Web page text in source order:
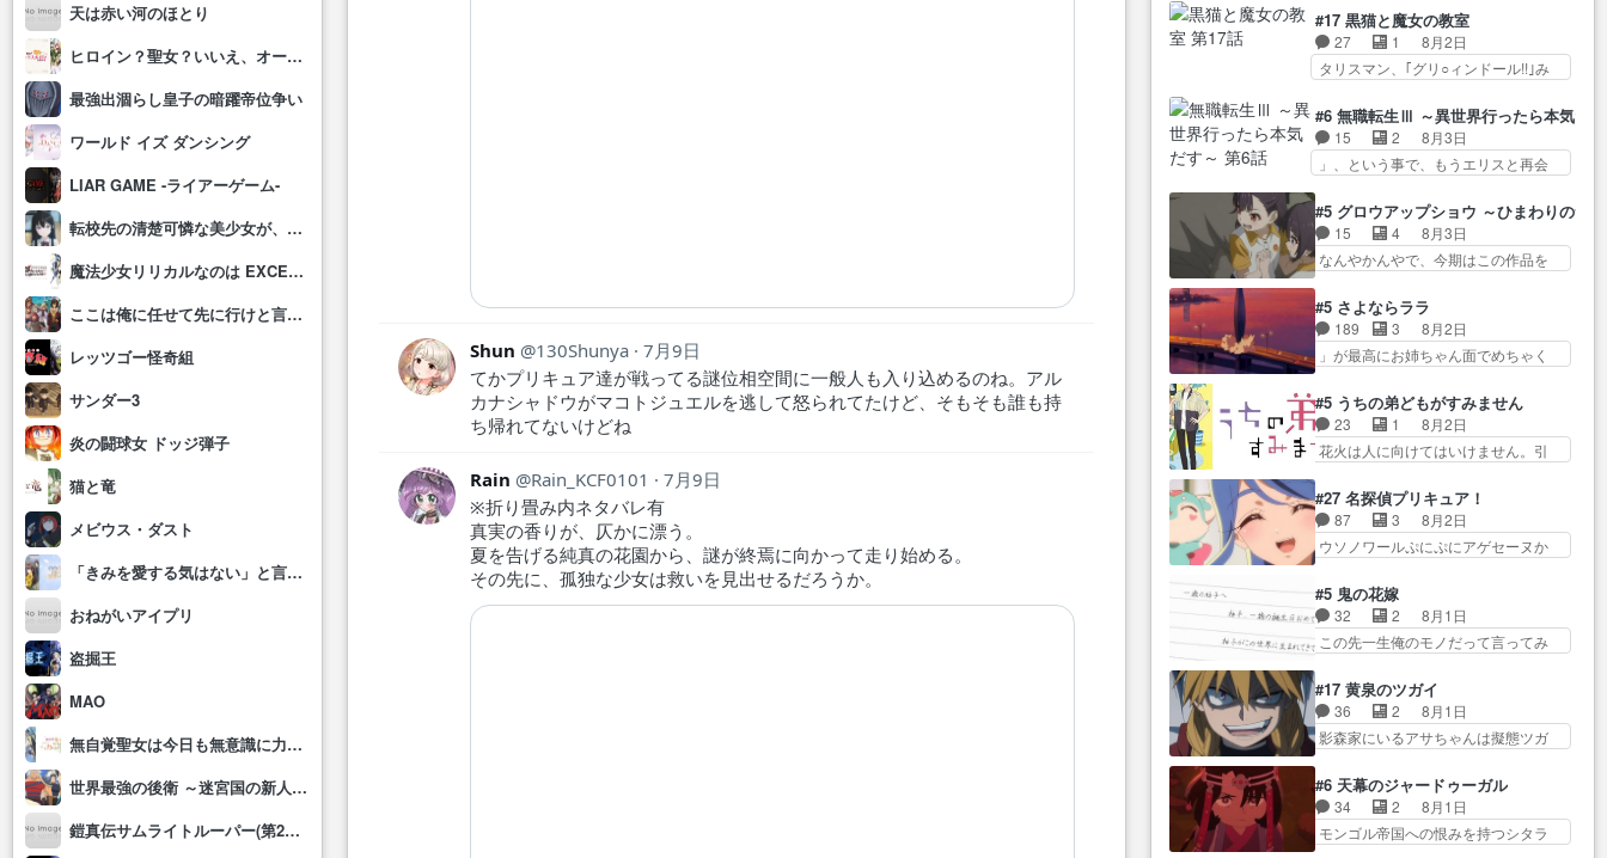
天は赤い河のほとり
ヒロイン？聖女？いいえ、オールワークスメイドです(誇)！
最強出涸らし皇子の暗躍帝位争い
ワールド イズ ダンシング
LIAR GAME -ライアーゲーム-
転校先の清楚可憐な美少女が、昔男子と思って一緒に遊んだ幼馴染だった件
魔法少女リリカルなのは EXCEEDS Gun Blaze Vengeance
ここは俺に任せて先に行けと言ってから10年がたったら伝説になっていた。
レッツゴー怪奇組
サンダー3
炎の闘球女 ドッジ弾子
猫と竜
メビウス・ダスト
「きみを愛する気はない」と言った次期公爵様がなぜか溺愛してきます
おねがいアイプリ
盗掘王
MAO
無自覚聖女は今日も無意識に力を垂れ流す
世界最強の後衛 ～迷宮国の新人探索者～
鎧真伝サムライトルーパー(第2クール)
Shun 130Shunya
7月9日
てかプリキュア達が戦ってる謎位相空間に一般人も入り込めるのね。アル
カナシャドウがマコトジュエルを逃して怒られてたけど、そもそも誰も持
ち帰れてないけどね
Rain Rain_KCF0101
7月9日
※折り畳み内ネタバレ有
真実の香りが、仄かに漂う。
夏を告げる純真の花園から、謎が終焉に向かって走り始める。
その先に、孤独な少女は救いを見出せるだろうか。
の関係… 確かに相手にも家族や
大切な人はいるけど、… 白シャ
ツが作業着みたいなもんなんですか
ね…
じ… 佐々木がガラケーからスマ
ホに変えるって、… もうドラマ
版孤独のグルメファンコンテン
佐々木さんの優しさ… 先行で見
た時より2人のやり取りに癒しを
感… ABEMA版の7〜8話佐々木が
実年齢以上…
った世界。どんな女… そうか、
こんな風に見えてるのかぁ。かけ
る… 完全な両片思いになりまし
たねぇ…OPとE… 余計な物は描
ん… 光も感じない完全な盲目な
んやね…おめかし… 母役に能登
さんって禁じ手使ってきたー！
て良かった本当… 股に海豚を挟
み水上バスでの会話を反芻…
恋… OPEDとも無人バージョンか
ら主人公２人…
#17 黒猫と魔女の教室
27 1
8月2日
タリスマン、｢グリ○ィンドール!!｣み
で力を合わせて倒… アリアはホ
ントスピカが大好きだよね。ツ
ン… 一等級ポテンシャルのアリ
アちゃん可愛くて… そういや、
… とうとうアリアと直接競う場
がきたこれまで… 毎度ながらの
スピカの顔面芸推しのハナち
味ダダ漏れで好き… 期末試験が
始まろうとしておりスピカは対
策… 能力鑑定胸像タリスマン氏
容姿も評価してし…
#6 無職転生Ⅲ ～異世界行ったら本気だ
15 2
8月3日
」、という事で、もうエリスと再会
てルーデウスの成長が確… 人間
関係の清算が粛々と進められている
サラ… サラとの関係に対して完
全に「昔の女」とし… ルーシー
微… サラとは会ってほしいちゃ
んとした別れ方し… サラは未練0
だと言っていたけど人の気持
モヤする別れ方だ… 役で出演さ
せていただきました！よろしく
お… 毎クールメインヒロインを
好きになっちゃう…
#5 グロウアップショウ ～ひまわりのサ
15 4
8月3日
なんやかんやで、今期はこの作品を
減らない(^_^;サ… 葵ちゃん可愛
すぎるな楠木ともりちゃんの
ね… デフォルメされた表情が特
に多かったのが印… 葵＆茜の回
ひ… 互いが互いのことを想って
いるのにすれ違っ… 第５話をｄ
アニメストアで視聴しました。
練習したい〟と言… 本当この作
品は「キャラ」を活かすのがう
ま… みずかちゃんの介入で双子
の仲にヒビが………
#5 さよならララ
189 3
8月2日
」が最高にお姉ちゃん面でめちゃく
ラスの弁償は求められた… 逡巡
を振り切ってみんなに謝ったララの
思い… 仕事に馴染めない辺り観
ていて苦しいところ… ララちゃ
い… ララと茉里とで初のアルバ
イト。七転八倒し… 労働するプ
リンセスえらい。プリンセスの
べて、帰りにカメ… ララが働く
事でのてんやわんや。働いて大
変… 地道に働き人と関わる日々
の中に愛を見いだ…
#5 うちの弟どもがすみません
23 1
8月2日
花火は人に向けてはいけません。引
たことなかったっけ！1… ってお
名前を見たんだけどあの中村大樹さ
ん… 糸ちゃんカッケー、色んな
意味でwゲームが… 姉から性的興
わ… テーマ：引きこもりの理由
感想は、久しぶり… 元ゲーマー
なので、はちゃめちゃ楽しく作
おかしいね(*´… 糸と源ははよ好
きおうとると言わんかい！引…
ショウくんと対等に話すためにゲー
ムをする…
#27 名探偵プリキュア！
87 3
8月2日
ウソノワールぷにぷにアゲセーヌか
争奪戦をやったと。… 記憶を取
り戻し正式に探偵事務所で働き始
め… ポワロ、元ネタを解説して
原作に誘導するの… くれあさん
ょ… ・急にクイズ番組が始まっ
たw・妖精ウソノ… るるかの助手
だった？今回が初めての探偵
レアさん探偵すぎ… 突然のポア
ロクイズは草なんよ。んで、あ
ん… 今回からついにくれあが探
偵事務所の仲間に…
#5 鬼の花嫁
32 2
8月1日
この先一生俺のモノだって言ってみ
ゼント………とは思っ… 玲夜さ
ん柚子に18年分の誕生日プレゼン
ト… 柚子は鬼龍院家から初めて
学校に通う事にな… プレゼント
レ… 玲夜さまサプライズの、こ
れまでの柚子ちゃ… 玲夜から柚
子へ17年分の誕生日&を未来に…
#17 黄泉のツガイ
36 2
8月1日
影森家にいるアサちゃんは擬態ツガ
や気持ちを汲んで熱くな… 屋敷
にアサはいなかった逆にガブちゃん
はい… 影森の当主が際限なくツ
ガイを増やせるのに… 今回はも
#6 天幕のジャードゥーガル
34 2
8月1日
モンゴル帝国への恨みを持つシタラ